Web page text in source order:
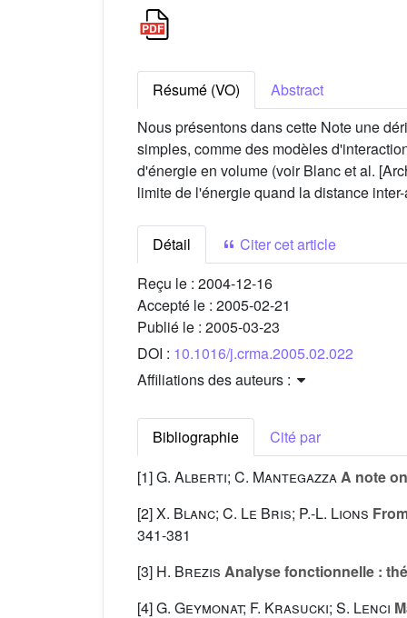
Résumé (VO)
Abstract
Nous présentons dans cette Note une
simples, comme des modèles
d'énergie en volume (voir Blanc et al.
limite de l'énergie quand la distance
Détail
Citer cet article
Reçu le : 2004-12-16
Accepté le : 2005-02-21
Publié le : 2005-03-23
DOI : 10.1016/j.crma.2005.02.022
Affiliations des auteurs :
Bibliographie
Cité par
[1]G. Alberti; C. MantegazzaA note
[2]X. Blanc; C. Le Bris; P.-L. Lions
341-381
[3] H. Brezis Analyse fonctionnelle :
[4]G. Geymonat; F. Krasucki; S. Lenci